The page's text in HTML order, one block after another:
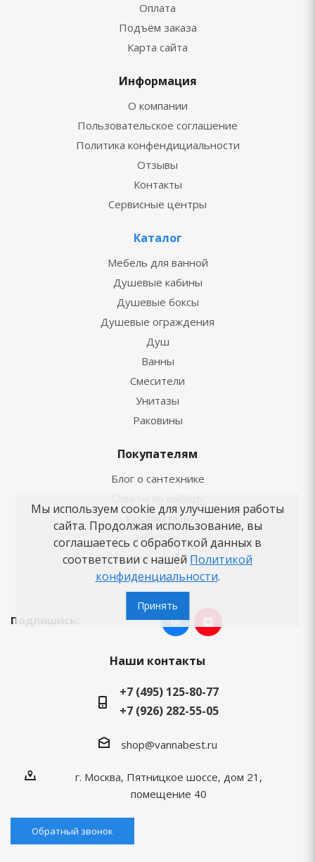
Оплата
Подъём заказа
Карта сайта
Информация
О компании
Пользовательское соглашение
Политика конфендициальности
Отзывы
Контакты
Сервисные центры
Каталог
Мебель для ванной
Душевые кабины
Душевые боксы
Душевые ограждения
Душ
Ванны
Смесители
Унитазы
Раковины
Покупателям
Блог о сантехнике
Как заказать
Новости
Вопросы-ответы
Бренды
Подпишись:
Наши контакты
+7 (495) 125-80-77
+7 (926) 282-55-05
shop@vannabest.ru
г. Москва, Пятницкое шоссе, дом 21,
помещение 40
Обратный звонок
Мы используем cookie для улучшения работы
сайта. Продолжая использование, вы
соглашаетесь с обработкой данных в
соответствии с нашей Политикой
конфиденциальности.
Принять